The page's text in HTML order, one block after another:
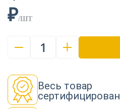
Инструменты
Продукция из
дерева
₽/ШТ
1
Весь товар
сертифицирован